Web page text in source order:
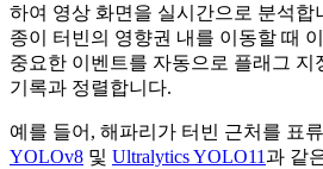
하여 영상 화면을 실시간으로 분석합
종이 터빈의 영향권 내를 이동할 때
중요한 이벤트를 자동으로 플래그 지
기록과 정렬합니다.
예를 들어, 해파리가 터빈 근처를 표
YOLOv8 및 Ultralytics YOLO11과 같